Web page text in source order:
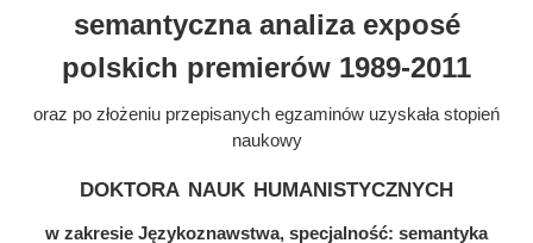
semantyczna analiza exposé
polskich premierów 1989-2011
oraz po złożeniu przepisanych egzaminów uzyskała stopień
naukowy
doktora nauk humanistycznych
w zakresie Językoznawstwa, specjalność: semantyka